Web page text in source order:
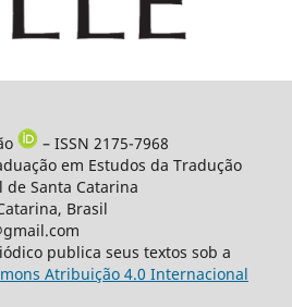
– ISSN 2175-7968
em Estudos da Tradução
de Santa Catarina
Brasil
publica seus textos sob a
Atribuição 4.0 Internacional